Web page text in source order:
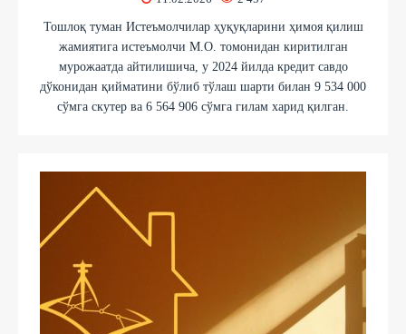
Тошлоқ туман Истеъмолчилар ҳуқуқларини ҳимоя қилиш
жамиятига истеъмолчи М.О. томонидан киритилган
мурожаатда айтилишича, у 2024 йилда кредит савдо
дўконидан қийматини бўлиб тўлаш шарти билан 9 534 000
сўмга скутер ва 6 564 906 сўмга гилам харид қилган.